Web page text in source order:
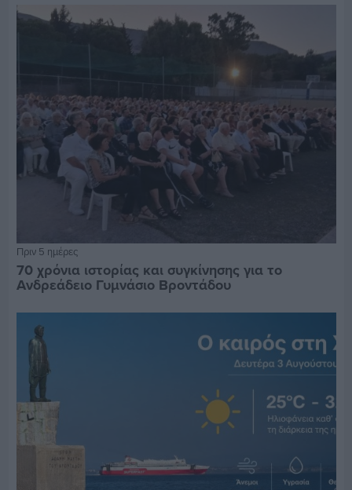
Πριν 5 ημέρες
70 χρόνια ιστορίας και συγκίνησης για το
Ανδρεάδειο Γυμνάσιο Βροντάδου